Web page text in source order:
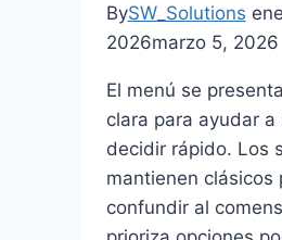
BySW_Solutions
2026marzo 5, 2026
El menú se
clara para ayudar a
decidir rápido. Los
mantienen clásicos
confundir al